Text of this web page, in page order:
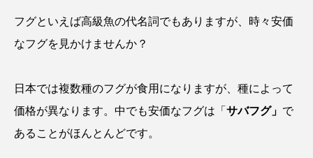
アイゴ アイナメ アオウオ アオザメ
アカクラゲ アカザ アカハタ
フグといえば高級魚の代名詞でもありますが、時々安価
なフグを見かけませんか？
日本では複数種のフグが食用になりますが、種によって
価格が異なります。中でも安価なフグは「 サバフグ」 で
あることがほんとんどです。